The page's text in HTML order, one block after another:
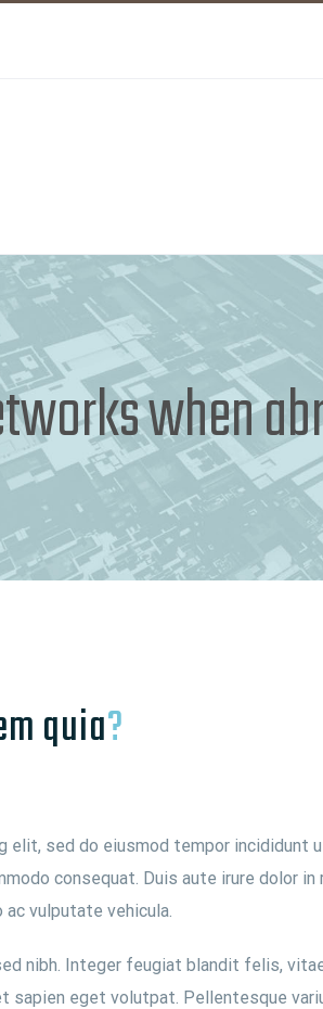
when
quia?
sed do eiusmod tempor incididunt
consequat. Duis aute irure dolor
vulputate vehicula.
nibh. Integer feugiat blandit felis,
sapien eget volutpat. Pellentesque